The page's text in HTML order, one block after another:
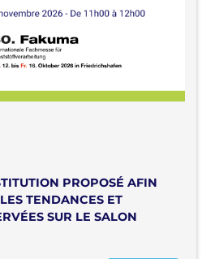
PROPOSÉ AFIN
TENDANCES ET
SUR LE SALON